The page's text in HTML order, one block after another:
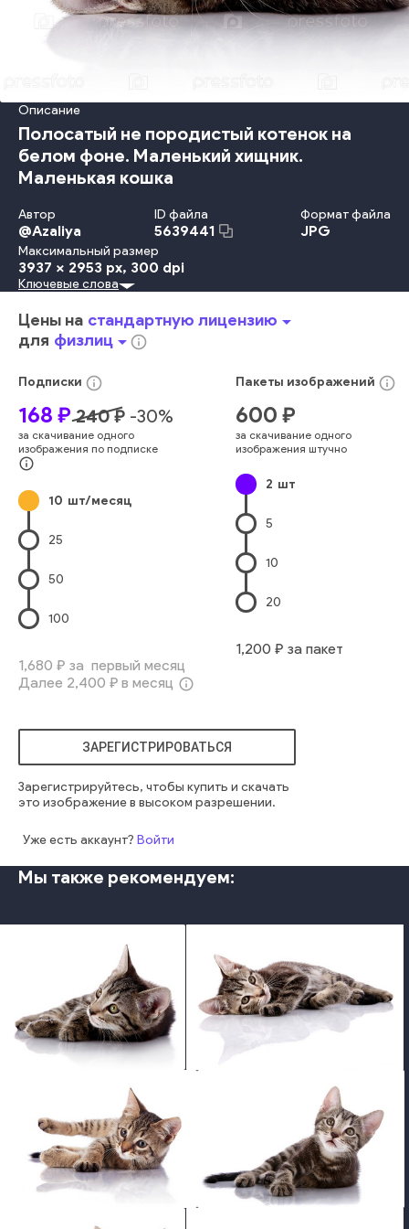
Описание
Полосатый не породистый котенок на
белом фоне. Маленький хищник.
Маленькая кошка
Автор
@Azaliya
ID файла
5639441
Формат файла
JPG
Максимальный размер
3937 x 2953 px, 300 dpi
Белый Фон Красота
Глаз Ухо Лапа Любознательность Мех
Семейство Кошачьих
Коготь Животного
Студийная Фотография
Плотояд
Позвоночное Животное
Молодое Животное Домашние Животные
Одно Животное милый маленький веселый внутренний
никто
чистокровный кошка
ветеринарный домашнее животное
Ключевые слова
Цены на стандартную лицензиюarrow_drop_down
для физлицarrow_drop_downinfo_outline
Подписки info_outline
168 ₽ 240₽ -30%
за скачивание одного
изображения по подписке
info_outline
10 шт/месяц
25
50
100
1,680 ₽ за первый месяц
Далее 2,400 ₽ в месяц info_outline
Пакеты изображений info_outline
600 ₽
за скачивание одного
изображения штучно
2 шт
5
10
20
1,200 ₽ за пакет
ЗАРЕГИСТРИРОВАТЬСЯ
Зарегистрируйтесь, чтобы купить и скачать
это изображение в высоком разрешении.
Уже есть аккаунт? Войти
Мы также рекомендуем:
photo photo
photo photo